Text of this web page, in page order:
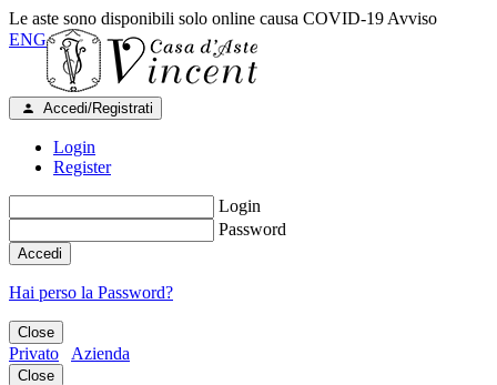
Le aste sono disponibili solo online causa COVID-19 Avviso
ENG
Accedi/Registrati
Login
Register
Login
Password
Accedi
Hai perso la Password?
Close
Privato Azienda
Close